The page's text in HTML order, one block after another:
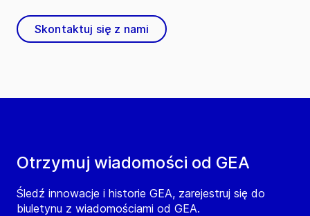
Otrzymuj wiadomości od GEA
Śledź innowacje i historie GEA, zarejestruj się do
biuletynu z wiadomościami od GEA.
Skontaktuj się z nami